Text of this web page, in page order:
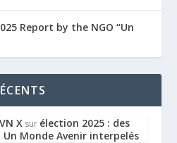
Report by the NGO “Un
X sur élection 2025 : des
Un Monde Avenir interpelés